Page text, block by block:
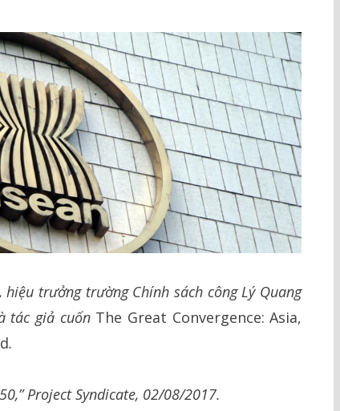
trưởng trường Chính sách công Lý Quang
tác giả cuốn The Great Convergence: Asia,
.
Project Syndicate, 02/08/2017.